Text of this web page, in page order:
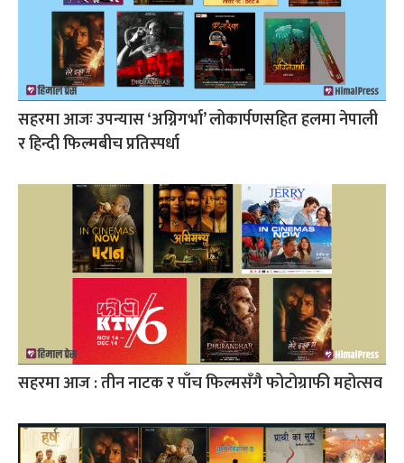
सहरमा आजः उपन्यास ‘अग्निगर्भा’ लोकार्पणसहित हलमा नेपाली
र हिन्दी फिल्मबीच प्रतिस्पर्धा
सहरमा आज : तीन नाटक र पाँच फिल्मसँगै फोटोग्राफी महोत्सव